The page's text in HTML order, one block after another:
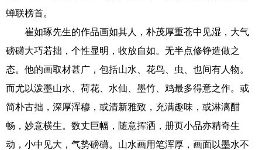
蝉联榜首。
崔如琢先生的作品画如其人，朴茂厚重苍中见湿，大气
磅礴大巧若拙，个性显明，收放自如。无半点修铮造做之
态。他的画取材甚广，包括山水、花鸟、虫、也间有人物。
而尤以泼墨山水、荷花、水仙、墨竹、鸡最多得意之作。或
简朴古拙，深厚浑穆，或清新雅致，充满趣味，或淋漓酣
畅，妙意横生。数丈巨幅，随意挥洒，册页小品亦精奇生
动，小中见大，气势磅礴。山水画用笔浑厚，画面以墨水不